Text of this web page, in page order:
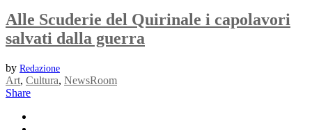
Alle Scuderie del Quirinale i capolavori
salvati dalla guerra
by Redazione
Art, Cultura, NewsRoom
Share